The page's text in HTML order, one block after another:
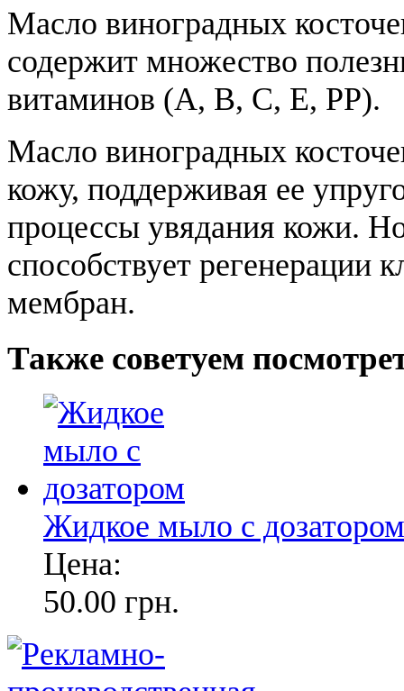
Масло виноградных
содержит множество
витаминов (A, B, C, E, PP).
Масло виноградных
кожу, поддерживая ее
процессы увядания кожи.
способствует регенерации
мембран.
Также советуем
Жидкое мыло с дозатором
Цена:
50.00 грн.